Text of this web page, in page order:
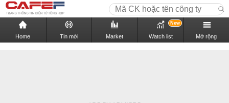
Home Tin mới Market Watch list
New
Mở rộng